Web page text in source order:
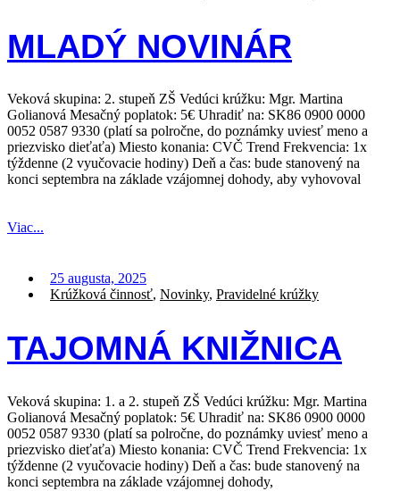
MLADÝ NOVINÁR
Veková skupina: 2. stupeň ZŠ Vedúci krúžku: Mgr. Martina
Golianová Mesačný poplatok: 5€ Uhradiť na: SK86 0900 0000
0052 0587 9330 (platí sa polročne, do poznámky uviesť meno a
priezvisko dieťaťa) Miesto konania: CVČ Trend Frekvencia: 1x
týždenne (2 vyučovacie hodiny) Deň a čas: bude stanovený na
konci septembra na základe vzájomnej dohody, aby vyhovoval
Viac...
25 augusta, 2025
Krúžková činnosť, Novinky, Pravidelné krúžky
TAJOMNÁ KNIŽNICA
Veková skupina: 1. a 2. stupeň ZŠ Vedúci krúžku: Mgr. Martina
Golianová Mesačný poplatok: 5€ Uhradiť na: SK86 0900 0000
0052 0587 9330 (platí sa polročne, do poznámky uviesť meno a
priezvisko dieťaťa) Miesto konania: CVČ Trend Frekvencia: 1x
týždenne (2 vyučovacie hodiny) Deň a čas: bude stanovený na
konci septembra na základe vzájomnej dohody,